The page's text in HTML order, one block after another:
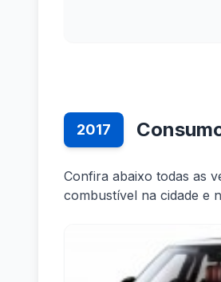
2017
Confira abaixo todas as
combustível na cidade e